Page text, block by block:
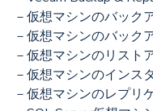
－仮想マシンのバック
－仮想マシンのバック
－仮想マシンのリスト
－仮想マシンのインス
－仮想マシンのレプリ